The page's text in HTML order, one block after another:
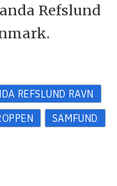
Refslund
REFSLUND RAVN
SAMFUND